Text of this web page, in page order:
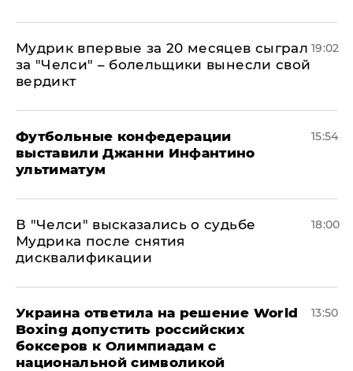
Мудрик впервые за 20 месяцев сыграл
за "Челси" – болельщики вынесли свой
вердикт
19:02
Футбольные конфедерации
выставили Джанни Инфантино
ультиматум
15:54
В "Челси" высказались о судьбе
Мудрика после снятия
дисквалификации
18:00
Украина ответила на решение World
Boxing допустить российских
боксеров к Олимпиадам с
национальной символикой
13:50